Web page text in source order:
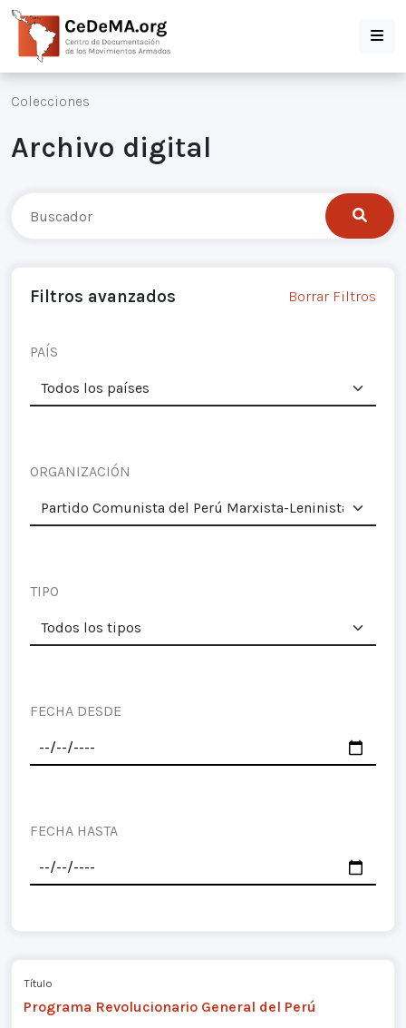
Colecciones
Archivo digital
Filtros avanzados Borrar Filtros
PAÍS
ORGANIZACIÓN
TIPO
FECHA DESDE
FECHA HASTA
Título
Programa Revolucionario General del Perú